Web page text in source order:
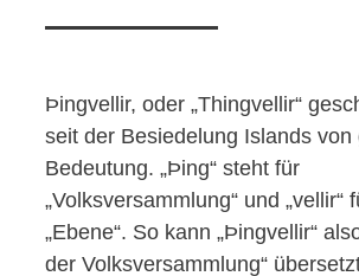
Þingvellir, oder „Thingvellir“
seit der Besiedelung Islands von
Bedeutung. „Þing“ steht für
„Volksversammlung“ und „vellir“
„Ebene“. So kann „Þingvellir“
der Volksversammlung“